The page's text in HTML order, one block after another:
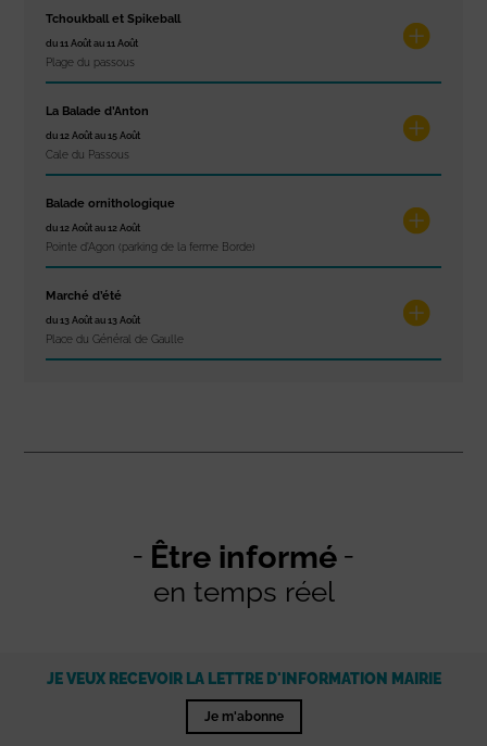
Tchoukball et Spikeball
du 11 Août au 11 Août
Plage du passous
La Balade d’Anton
du 12 Août au 15 Août
Cale du Passous
Balade ornithologique
du 12 Août au 12 Août
Pointe d'Agon (parking de la ferme Borde)
Marché d’été
du 13 Août au 13 Août
Place du Général de Gaulle
Être informé
en temps réel
JE VEUX RECEVOIR LA LETTRE D'INFORMATION MAIRIE
Je m'abonne